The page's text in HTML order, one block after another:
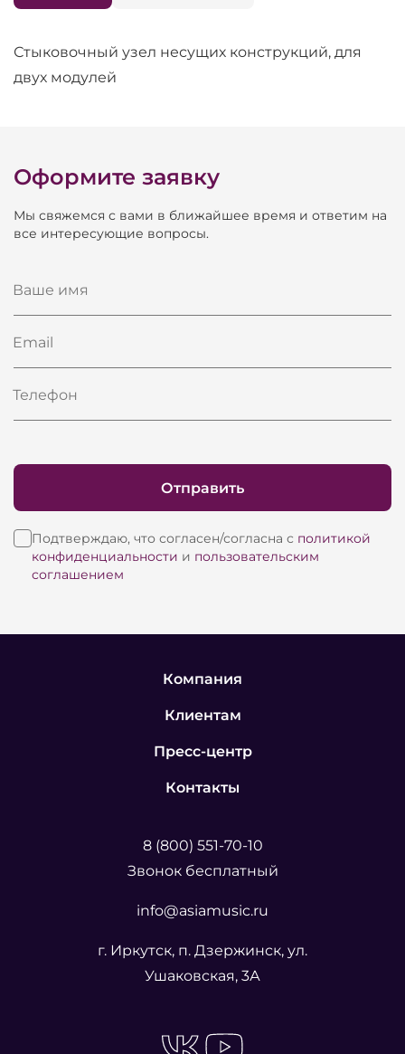
Стыковочный узел несущих конструкций, для
двух модулей
Оформите заявку
Мы свяжемся с вами в ближайшее время и ответим на
все интересующие вопросы.
Ваше имя
Email
Телефон
Подтверждаю, что согласен/согласна с политикой
конфиденциальности и пользовательским
соглашением
Отправить
Компания
Клиентам
Пресс-центр
Контакты
8 (800) 551-70-10
Звонок бесплатный
info@asiamusic.ru
г. Иркутск, п. Дзержинск, ул.
Ушаковская, 3А